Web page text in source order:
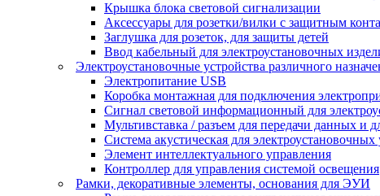
Крышка блока световой сигнализации
Аксессуары для розетки/вилки с защитным
Заглушка для розеток, для защиты детей
Ввод кабельный для электроустановочных
Электроустановочные устройства различного
Электропитание USB
Коробка монтажная для подключения
Сигнал световой информационный для
Мультивставка / разъем для передачи данных и
Система акустическая для электроустановочных
Элемент интеллектуального управления
Контроллер для управления системой освещения
Рамки, декоративные элементы, основания для ЭУИ